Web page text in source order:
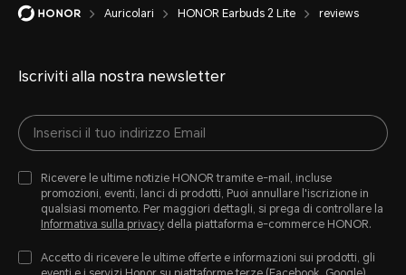
Auricolari HONOR Earbuds 2 Lite reviews
Iscriviti alla nostra newsletter
Ricevere le ultime notizie HONOR tramite e-mail, incluse
promozioni, eventi, lanci di prodotti, Puoi annullare l'iscrizione in
qualsiasi momento. Per maggiori dettagli, si prega di controllare la
Informativa sulla privacy della piattaforma e-commerce HONOR.
Accetto di ricevere le ultime offerte e informazioni sui prodotti, gli